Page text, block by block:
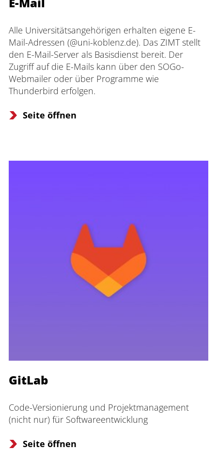
Alle Universitätsangehörigen erhalten eigene E-
Mail-Adressen (@uni-koblenz.de). Das ZIMT stellt
den E-Mail-Server als Basisdienst bereit. Der
Zugriff auf die E-Mails kann über den SOGo-
Webmailer oder über Programme wie
Thunderbird erfolgen.
Seite öffnen
GitLab
Code-Versionierung und Projektmanagement
(nicht nur) für Softwareentwicklung
Seite öffnen